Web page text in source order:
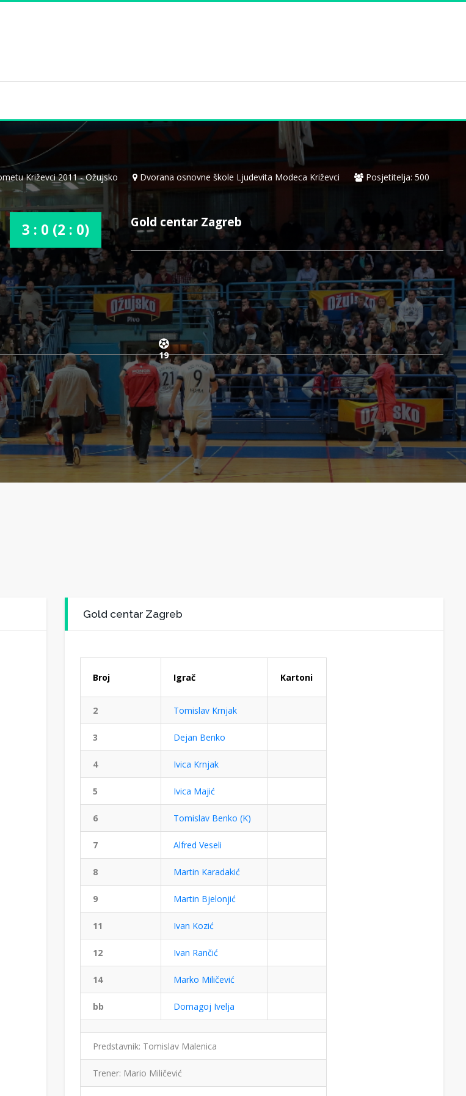
Križevci 2011 - Ožujsko Dvorana osnovne škole Ljudevita Modeca Križevci Posjetitelja: 500
3 : 0 (2 : 0) Gold centar Zagreb
19
Gold centar Zagreb
Broj Igrač Kartoni
2 Tomislav Krnjak
3 Dejan Benko
4 Ivica Krnjak
5 Ivica Majić
6 Tomislav Benko (K)
7 Alfred Veseli
8 Martin Karadakić
9 Martin Bjelonjić
11 Ivan Kozić
12 Ivan Rančić
14 Marko Miličević
bb Domagoj Ivelja
Predstavnik: Tomislav Malenica
Trener: Mario Miličević